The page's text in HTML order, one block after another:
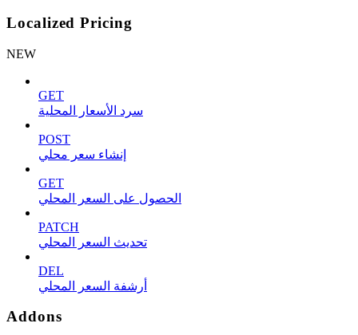
Localized Pricing
NEW
GET
سرد الأسعار المحلية
POST
إنشاء سعر محلي
GET
الحصول على السعر المحلي
PATCH
تحديث السعر المحلي
DEL
أرشفة السعر المحلي
Addons